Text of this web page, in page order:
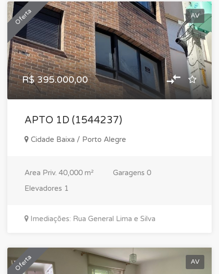
Oferta AV
R$ 395.000,00
APTO 1D (1544237)
Cidade Baixa / Porto Alegre
Area Priv. 40,000 m² Garagens 0
Elevadores 1
Imediações: Rua General Lima e Silva
Oferta AV